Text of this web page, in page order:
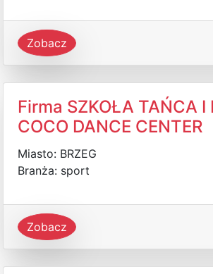
Zobacz
Firma SZKOŁA TAŃCA I
COCO DANCE CENTER
Miasto: BRZEG
Branża: sport
Zobacz